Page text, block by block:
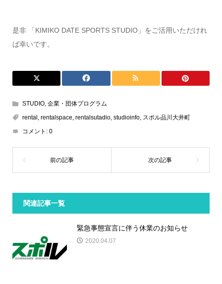
是非 「KIMIKO DATE SPORTS STUDIO」をご活用いただけれ
ば幸いです。
STUDIO, 企業・団体プログラム
rental , rentalspace, rentalsutadio, studioinfo, スポル品川大井町
コメント: 0
関連記事一覧
緊急事態宣言に伴う休業のお知らせ
2020.04.07